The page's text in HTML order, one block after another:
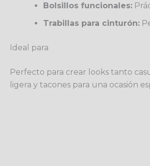
Bolsillos funcionales:
Trabillas para cinturón:
Ideal para
Perfecto para crear looks tanto
ligera y tacones para una ocasión